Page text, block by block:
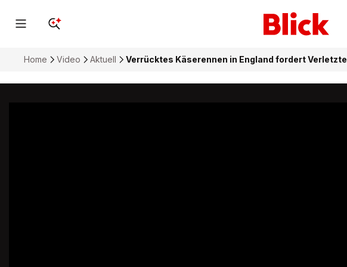
Home Video Aktuell Verrücktes Käserennen in England fordert Verletzte